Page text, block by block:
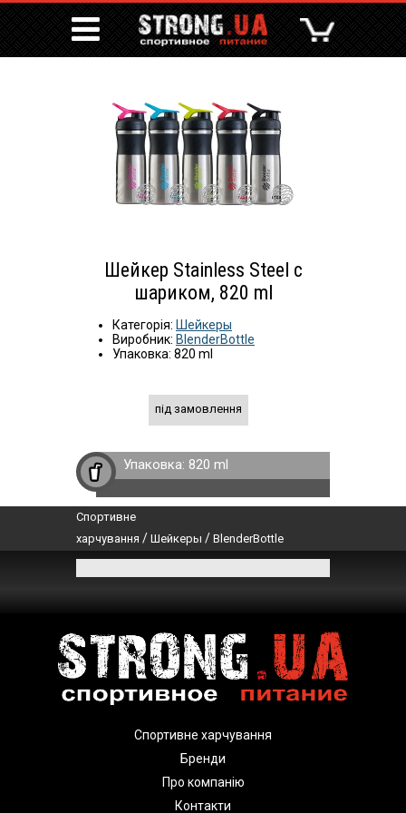
Шейкер Stainless Steel с
шариком, 820 ml
Категорія: Шейкеры
Виробник: BlenderBottle
Упаковка: 820 ml
під замовлення
Упаковка: 820 ml
Спортивне
харчування / Шейкеры / BlenderBottle
Спортивне харчування
Бренди
Про компанію
Контакти